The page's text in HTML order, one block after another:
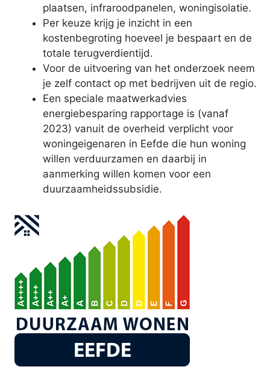
plaatsen, infraroodpanelen, woningisolatie.
Per keuze krijg je inzicht in een
kostenbegroting hoeveel je bespaart en de
totale terugverdientijd.
Voor de uitvoering van het onderzoek neem
je zelf contact op met bedrijven uit de regio.
Een speciale maatwerkadvies
energiebesparing rapportage is (vanaf
2023) vanuit de overheid verplicht voor
woningeigenaren in Eefde die hun woning
willen verduurzamen en daarbij in
aanmerking willen komen voor een
duurzaamheidssubsidie.